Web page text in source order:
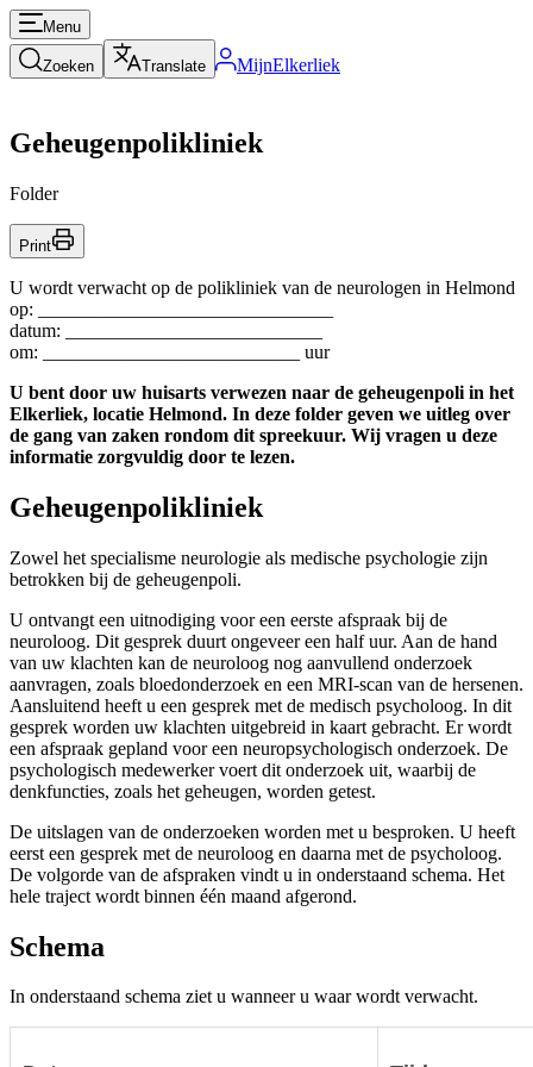
Menu
Zoeken Translate MijnElkerliek
Geheugenpolikliniek
Folder
Print
U wordt verwacht op de polikliniek van de neurologen in Helmond
op: _______________________________
datum: ___________________________
om: ___________________________ uur
U bent door uw huisarts verwezen naar de geheugenpoli in het
Elkerliek, locatie Helmond. In deze folder geven we uitleg over
de gang van zaken rondom dit spreekuur. Wij vragen u deze
informatie zorgvuldig door te lezen.
Geheugenpolikliniek
Zowel het specialisme neurologie als medische psychologie zijn
betrokken bij de geheugenpoli.
U ontvangt een uitnodiging voor een eerste afspraak bij de
neuroloog. Dit gesprek duurt ongeveer een half uur. Aan de hand
van uw klachten kan de neuroloog nog aanvullend onderzoek
aanvragen, zoals bloedonderzoek en een MRI-scan van de hersenen.
Aansluitend heeft u een gesprek met de medisch psycholoog. In dit
gesprek worden uw klachten uitgebreid in kaart gebracht. Er wordt
een afspraak gepland voor een neuropsychologisch onderzoek. De
psychologisch medewerker voert dit onderzoek uit, waarbij de
denkfuncties, zoals het geheugen, worden getest.
De uitslagen van de onderzoeken worden met u besproken. U heeft
eerst een gesprek met de neuroloog en daarna met de psycholoog.
De volgorde van de afspraken vindt u in onderstaand schema. Het
hele traject wordt binnen één maand afgerond.
Schema
In onderstaand schema ziet u wanneer u waar wordt verwacht.